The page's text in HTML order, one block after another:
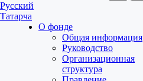
Русский
Татарча
О фонде
Общая информация
Руководство
Организационная
структура